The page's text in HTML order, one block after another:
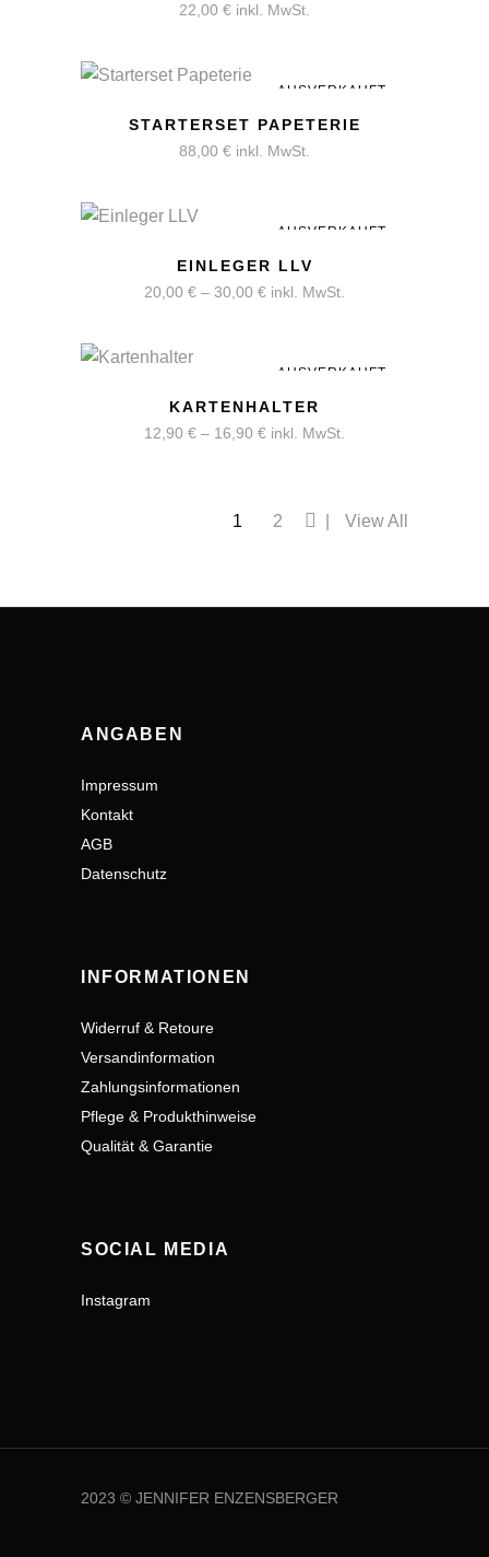
22,00 € inkl. MwSt.
AUSVERKAUFT
STARTERSET PAPETERIE
88,00 € inkl. MwSt.
AUSVERKAUFT
EINLEGER LLV
20,00 € – 30,00 € inkl. MwSt.
AUSVERKAUFT
KARTENHALTER
12,90 € – 16,90 € inkl. MwSt.
1 2 View All
ANGABEN
Impressum
Kontakt
AGB
Datenschutz
INFORMATIONEN
Widerruf & Retoure
Versandinformation
Zahlungsinformationen
Pflege & Produkthinweise
Qualität & Garantie
SOCIAL MEDIA
Instagram
2023 © JENNIFER ENZENSBERGER